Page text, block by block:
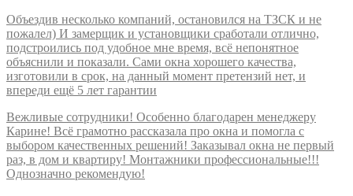
Объездив несколько компаний, остановился на ТЗСК и не
пожалел) И замерщик и установщики сработали отлично,
подстроились под удобное мне время, всё непонятное
объяснили и показали. Сами окна хорошего качества,
изготовили в срок, на данный момент претензий нет, и
впереди ещё 5 лет гарантии
Вежливые сотрудники! Особенно благодарен менеджеру
Карине! Всё грамотно рассказала про окна и помогла с
выбором качественных решений! Заказывал окна не первый
раз, в дом и квартиру! Монтажники профессиональные!!!
Однозначно рекомендую!